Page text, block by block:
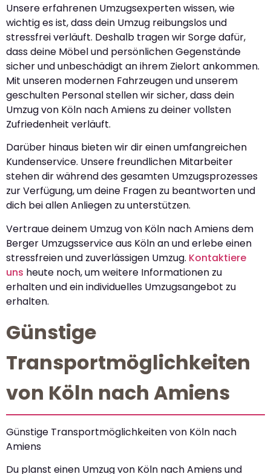
Unsere erfahrenen Umzugsexperten wissen, wie
wichtig es ist, dass dein Umzug reibungslos und
stressfrei verläuft. Deshalb tragen wir Sorge dafür,
dass deine Möbel und persönlichen Gegenstände
sicher und unbeschädigt an ihrem Zielort ankommen.
Mit unseren modernen Fahrzeugen und unserem
geschulten Personal stellen wir sicher, dass dein
Umzug von Köln nach Amiens zu deiner vollsten
Zufriedenheit verläuft.
Darüber hinaus bieten wir dir einen umfangreichen
Kundenservice. Unsere freundlichen Mitarbeiter
stehen dir während des gesamten Umzugsprozesses
zur Verfügung, um deine Fragen zu beantworten und
dich bei allen Anliegen zu unterstützen.
Vertraue deinem Umzug von Köln nach Amiens dem
Berger Umzugsservice aus Köln an und erlebe einen
stressfreien und zuverlässigen Umzug. Kontaktiere
uns heute noch, um weitere Informationen zu
erhalten und ein individuelles Umzugsangebot zu
erhalten.
Günstige
Transportmöglichkeiten
von Köln nach Amiens
Günstige Transportmöglichkeiten von Köln nach
Amiens
Du planst einen Umzug von Köln nach Amiens und